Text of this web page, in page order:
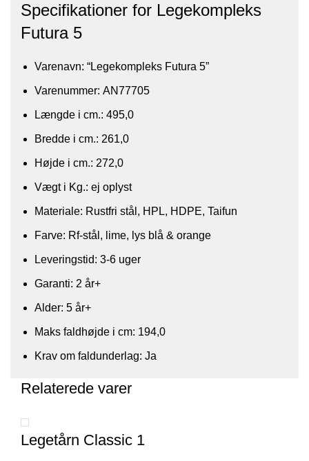
Specifikationer for Legekompleks
Futura 5
Varenavn: “Legekompleks Futura 5”
Varenummer: AN77705
Længde i cm.: 495,0
Bredde i cm.: 261,0
Højde i cm.: 272,0
Vægt i Kg.: ej oplyst
Materiale: Rustfri stål, HPL, HDPE, Taifun
Farve: Rf-stål, lime, lys blå & orange
Leveringstid: 3-6 uger
Garanti: 2 år+
Alder: 5 år+
​Maks faldhøjde i cm: 194,0
Krav om faldunderlag: Ja
Relaterede varer
Legetårn Classic 1